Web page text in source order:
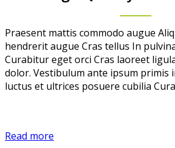
Praesent mattis commodo augue
hendrerit augue Cras tellus In
Curabitur eget orci Cras laoreet
dolor. Vestibulum ante ipsum primis
luctus et ultrices posuere cubilia
Read more